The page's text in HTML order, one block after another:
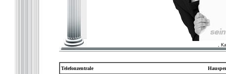
,
Telefonzentrale